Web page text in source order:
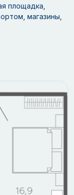
площадка,
магазины,